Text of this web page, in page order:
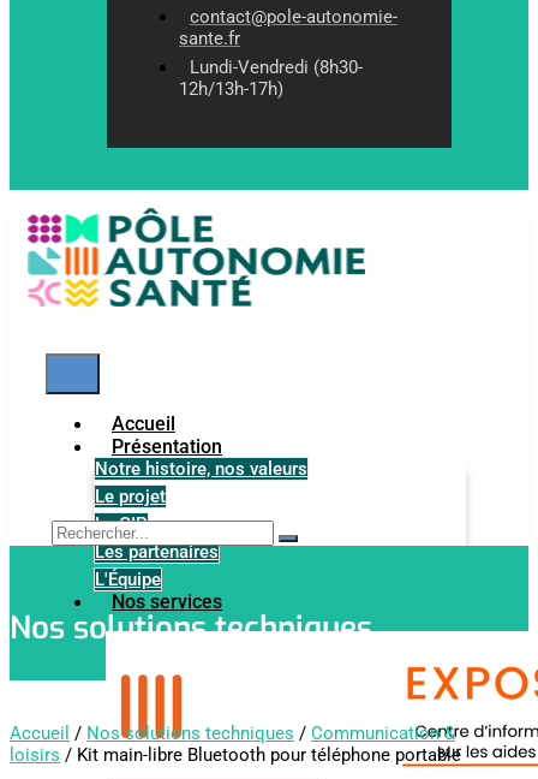
contact@pole-autonomie-
sante.fr
Lundi-Vendredi (8h30-
12h/13h-17h)
Accueil
Présentation
Notre histoire, nos valeurs
Le projet
Le GIP
Les partenaires
L'Équipe
Nos services
Nos solutions techniques
Accueil / Nos solutions techniques / Communication &
loisirs / Kit main-libre Bluetooth pour téléphone portable